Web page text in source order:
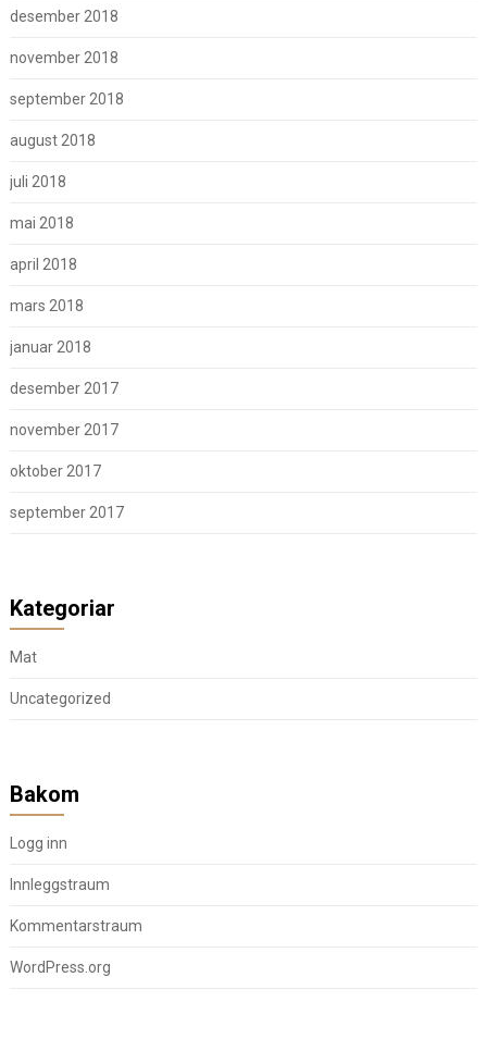
desember 2018
november 2018
september 2018
august 2018
juli 2018
mai 2018
april 2018
mars 2018
januar 2018
desember 2017
november 2017
oktober 2017
september 2017
Kategoriar
Mat
Uncategorized
Bakom
Logg inn
Innleggstraum
Kommentarstraum
WordPress.org